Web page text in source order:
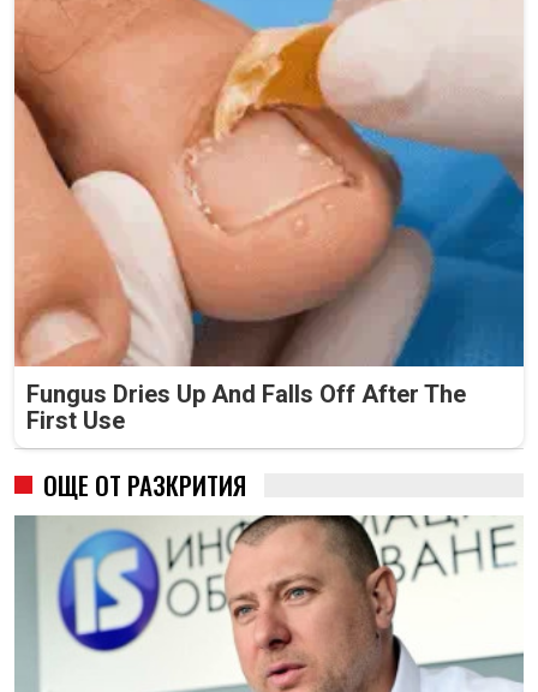
Fungus Dries Up And Falls Off After The
First Use
ОЩЕ ОТ РАЗКРИТИЯ